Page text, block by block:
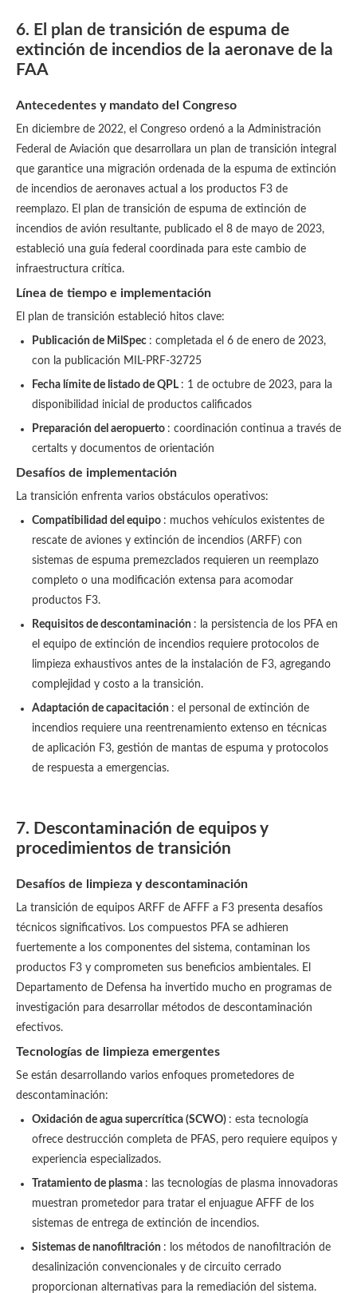
6. El plan de transición de espuma de
extinción de incendios de la aeronave de la
FAA
Antecedentes y mandato del Congreso
En diciembre de 2022, el Congreso ordenó a la Administración
Federal de Aviación que desarrollara un plan de transición integral
que garantice una migración ordenada de la espuma de extinción
de incendios de aeronaves actual a los productos F3 de
reemplazo. El plan de transición de espuma de extinción de
incendios de avión resultante, publicado el 8 de mayo de 2023,
estableció una guía federal coordinada para este cambio de
infraestructura crítica.
Línea de tiempo e implementación
El plan de transición estableció hitos clave:
Publicación de MilSpec : completada el 6 de enero de 2023,
con la publicación MIL-PRF-32725
Fecha límite de listado de QPL : 1 de octubre de 2023, para la
disponibilidad inicial de productos calificados
Preparación del aeropuerto : coordinación continua a través de
certalts y documentos de orientación
Desafíos de implementación
La transición enfrenta varios obstáculos operativos:
Compatibilidad del equipo : muchos vehículos existentes de
rescate de aviones y extinción de incendios (ARFF) con
sistemas de espuma premezclados requieren un reemplazo
completo o una modificación extensa para acomodar
productos F3.
Requisitos de descontaminación : la persistencia de los PFA en
el equipo de extinción de incendios requiere protocolos de
limpieza exhaustivos antes de la instalación de F3, agregando
complejidad y costo a la transición.
Adaptación de capacitación : el personal de extinción de
incendios requiere una reentrenamiento extenso en técnicas
de aplicación F3, gestión de mantas de espuma y protocolos
de respuesta a emergencias.
7. Descontaminación de equipos y
procedimientos de transición
Desafíos de limpieza y descontaminación
La transición de equipos ARFF de AFFF a F3 presenta desafíos
técnicos significativos. Los compuestos PFA se adhieren
fuertemente a los componentes del sistema, contaminan los
productos F3 y comprometen sus beneficios ambientales. El
Departamento de Defensa ha invertido mucho en programas de
investigación para desarrollar métodos de descontaminación
efectivos.
Tecnologías de limpieza emergentes
Se están desarrollando varios enfoques prometedores de
descontaminación:
Oxidación de agua supercrítica (SCWO) : esta tecnología
ofrece destrucción completa de PFAS, pero requiere equipos y
experiencia especializados.
Tratamiento de plasma : las tecnologías de plasma innovadoras
muestran prometedor para tratar el enjuague AFFF de los
sistemas de entrega de extinción de incendios.
Sistemas de nanofiltración : los métodos de nanofiltración de
desalinización convencionales y de circuito cerrado
proporcionan alternativas para la remediación del sistema.